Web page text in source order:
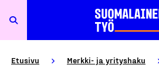
Etusivu Merkki- ja yrityshaku